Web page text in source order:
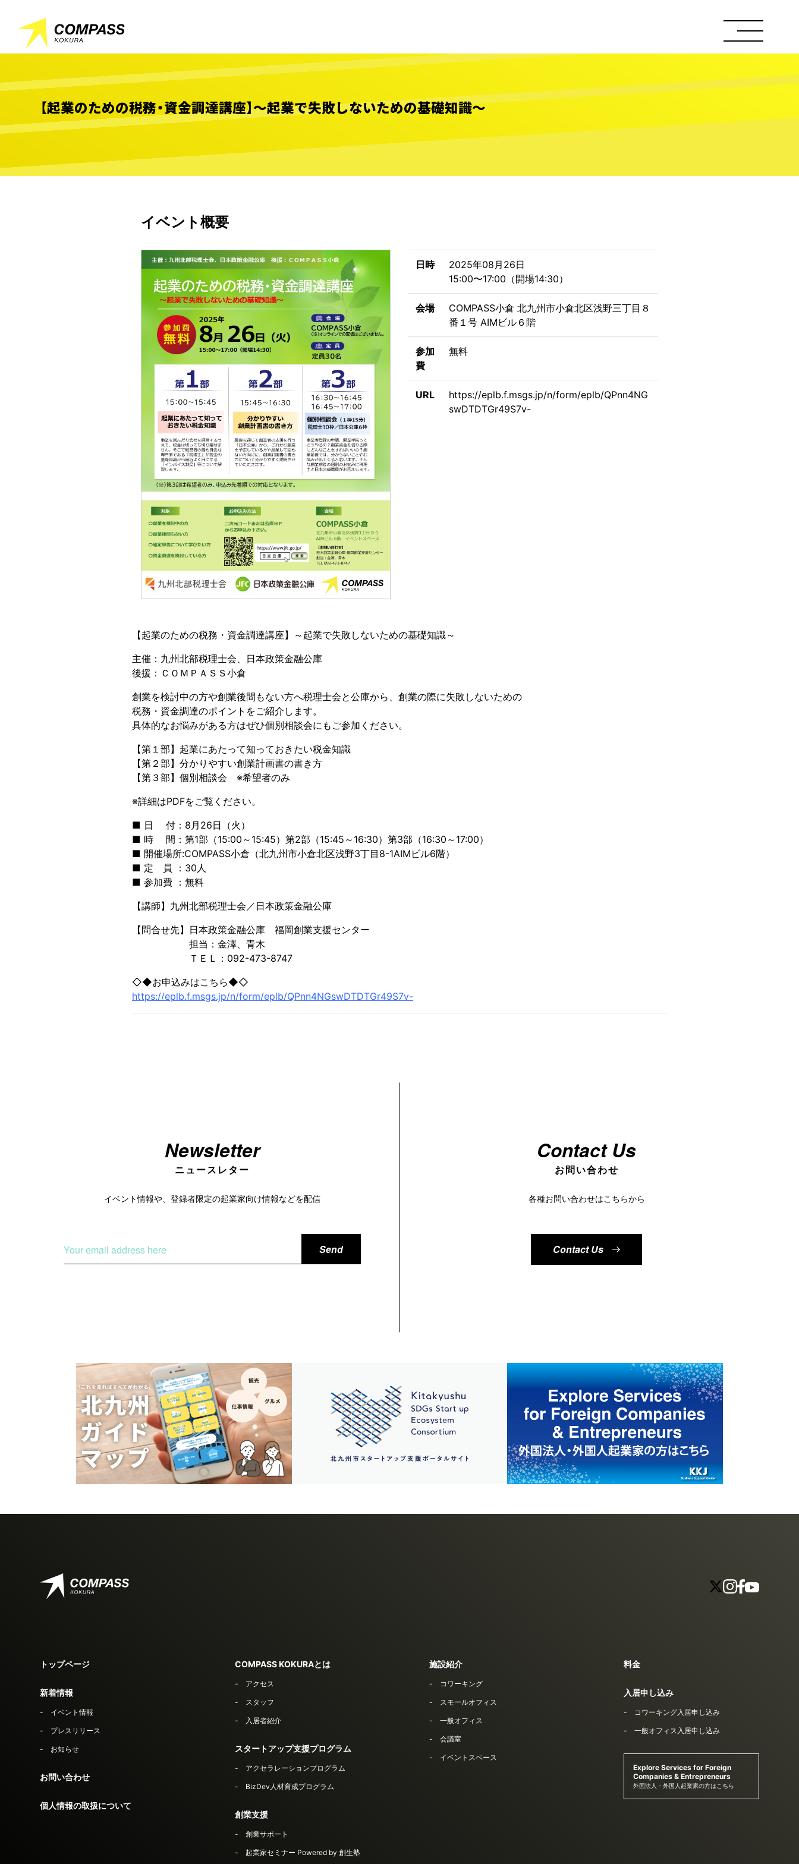
【起業のための税務・資金調達講座】～起業で失敗しないための基礎知識～
イベント概要
日時
2025年08月26日
15:00〜17:00（開場14:30）
会場
COMPASS小倉 北九州市小倉北区浅野三丁目８
番１号 AIMビル６階
参加
費
無料
URL
https://eplb.f.msgs.jp/n/form/eplb/QPnn4NG
swDTDTGr49S7v-
【起業のための税務・資金調達講座】～起業で失敗しないための基礎知識～
主催：九州北部税理士会、日本政策金融公庫
後援：ＣＯＭＰＡＳＳ小倉
創業を検討中の方や創業後間もない方へ税理士会と公庫から、創業の際に失敗しないための
税務・資金調達のポイントをご紹介します。
具体的なお悩みがある方はぜひ個別相談会にもご参加ください。
【第１部】起業にあたって知っておきたい税金知識
【第２部】分かりやすい創業計画書の書き方
【第３部】個別相談会 ※希望者のみ
※詳細はPDFをご覧ください。
■ 日 付：8月26日（火）
■ 時 間：第1部（15:00～15:45）第2部（15:45～16:30）第3部（16:30～17:00）
■ 開催場所:COMPASS小倉（北九州市小倉北区浅野3丁目8-1AIMビル6階）
■ 定 員 ：30人
■ 参加費 ：無料
【講師】九州北部税理士会／日本政策金融公庫
【問合せ先】日本政策金融公庫 福岡創業支援センター
担当：金澤、青木
ＴＥＬ：092-473-8747
◇◆お申込みはこちら◆◇
https://eplb.f.msgs.jp/n/form/eplb/QPnn4NGswDTDTGr49S7v-
Newsletter
ニュースレター
イベント情報や、登録者限定の起業家向け情報などを配信
Contact Us
お問い合わせ
各種お問い合わせはこちらから
Contact Us
トップページ
新着情報
イベント情報
プレスリリース
お知らせ
お問い合わせ
個人情報の取扱について
COMPASS KOKURAとは
アクセス
スタッフ
入居者紹介
スタートアップ支援プログラム
アクセラレーションプログラム
BizDev人材育成プログラム
創業支援
創業サポート
起業家セミナー Powered by 創生塾
施設紹介
コワーキング
スモールオフィス
一般オフィス
会議室
イベントスペース
料金
入居申し込み
コワーキング入居申し込み
一般オフィス入居申し込み
Explore Services for Foreign
Companies & Entrepreneurs
外国法人・外国人起業家の方はこちら